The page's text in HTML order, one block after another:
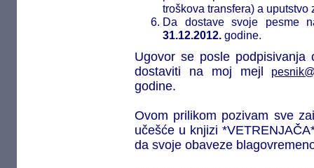
troškova transfera) a uputstvo
Da dostave svoje pesme
31.12.2012. godine.
Ugovor se posle
dostaviti na moj mejl
godine.
Ovom prilikom pozivam sve
učešće u knjizi
da svoje obaveze